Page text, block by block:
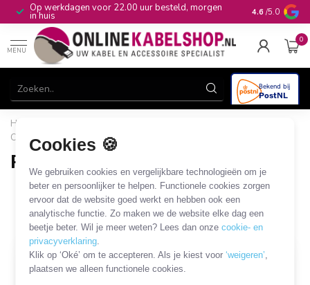
Cookies 🍪
We gebruiken cookies en vergelijkbare technologieën om je
beter en persoonlijker te helpen. Functionele cookies zorgen
ervoor dat de website goed werkt en hebben ook een
analytische functie. Zo maken we de website elke dag een
beetje beter. Wil je meer weten? Lees dan onzecookie- en
privacyverklaring.
Klik op ‘Oké’ om te accepteren. Als je kiest voor‘weigeren’,
plaatsen we alleen functionele cookies.
Op werkdagen voor 22.00 uur besteld, morgen
in huis 10+jaar
4.6 /5.0
MENU
0
Home
Computer
/ PC ventilator accessoires
PC ventilator accessoires
26 PRODUCTEN
Filters SORTEER OP
SALE